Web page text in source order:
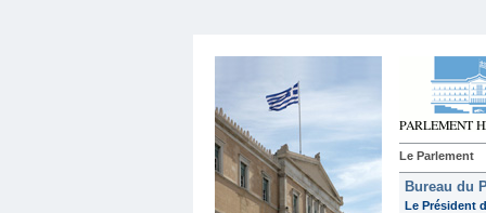
Le Parlement
Bureau du
Le Président